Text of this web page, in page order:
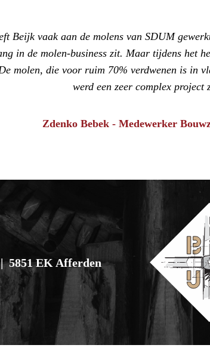
Beijk vaak aan de molens van SDUM
in de molen-business zit. Maar tijdens het
molen, die voor ruim 70% verdwenen is in
werd een zeer complex
Zdenko Bebek - Medewerker
5851 EK Afferden